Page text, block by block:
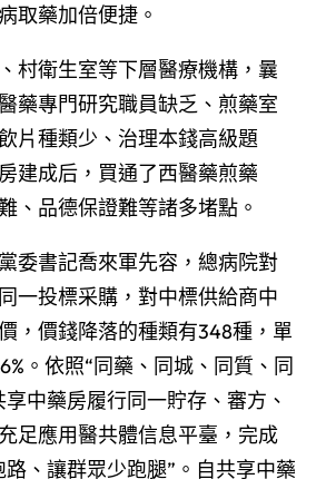
取藥加倍便捷。
村衛生室等下層醫療機構，曩
藥專門研究職員缺乏、煎藥室
片種類少、治理本錢高級題
建成后，買通了西醫藥煎藥
、品德保證難等諸多堵點。
委書記喬來軍先容，總病院對
一投標采購，對中標供給商中
，價錢降落的種類有348種，單
。依照“同藥、同城、同質、同
中藥房履行同一貯存、審方、
足應用醫共體信息平臺，完成
路、讓群眾少跑腿”。自共享中藥